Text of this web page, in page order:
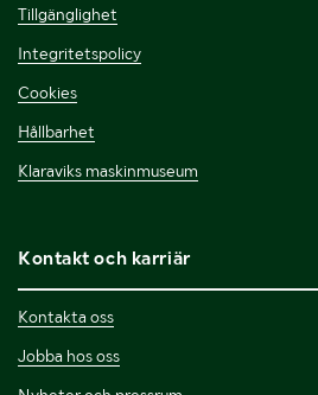
Tillgänglighet
Integritetspolicy
Cookies
Hållbarhet
Klaraviks maskinmuseum
Kontakt och karriär
Kontakta oss
Jobba hos oss